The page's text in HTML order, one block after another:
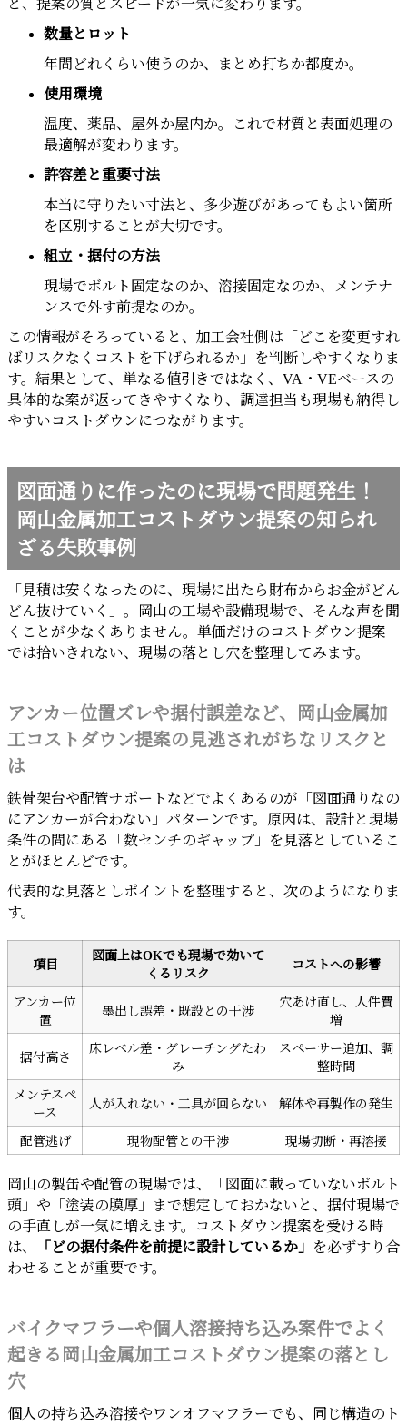
と、提案の質とスピードが一気に変わります。
数量とロット
年間どれくらい使うのか、まとめ打ちか都度か。
使用環境
温度、薬品、屋外か屋内か。これで材質と表面処理の
最適解が変わります。
許容差と重要寸法
本当に守りたい寸法と、多少遊びがあってもよい箇所
を区別することが大切です。
組立・据付の方法
現場でボルト固定なのか、溶接固定なのか、メンテナ
ンスで外す前提なのか。
この情報がそろっていると、加工会社側は「どこを変更すれ
ばリスクなくコストを下げられるか」を判断しやすくなりま
す。結果として、単なる値引きではなく、VA・VEベースの
具体的な案が返ってきやすくなり、調達担当も現場も納得し
やすいコストダウンにつながります。
図面通りに作ったのに現場で問題発生！
岡山金属加工コストダウン提案の知られ
ざる失敗事例
「見積は安くなったのに、現場に出たら財布からお金がどん
どん抜けていく」。岡山の工場や設備現場で、そんな声を聞
くことが少なくありません。単価だけのコストダウン提案
では拾いきれない、現場の落とし穴を整理してみます。
アンカー位置ズレや据付誤差など、岡山金属加
工コストダウン提案の見逃されがちなリスクと
は
鉄骨架台や配管サポートなどでよくあるのが「図面通りなの
にアンカーが合わない」パターンです。原因は、設計と現場
条件の間にある「数センチのギャップ」を見落としているこ
とがほとんどです。
代表的な見落としポイントを整理すると、次のようになりま
す。
項目
図面上はOKでも現場で効いて
くるリスク
コストへの影響
アンカー位
置
墨出し誤差・既設との干渉
穴あけ直し、人件費
増
据付高さ
床レベル差・グレーチングたわ
み
スペーサー追加、調
整時間
メンテスペ
ース
人が入れない・工具が回らない 解体や再製作の発生
配管逃げ 現物配管との干渉 現場切断・再溶接
岡山の製缶や配管の現場では、「図面に載っていないボルト
頭」や「塗装の膜厚」まで想定しておかないと、据付現場で
の手直しが一気に増えます。コストダウン提案を受ける時
は、
「どの据付条件を前提に設計しているか」
を必ずすり合
わせることが重要です。
バイクマフラーや個人溶接持ち込み案件でよく
起きる岡山金属加工コストダウン提案の落とし
穴
個人の持ち込み溶接やワンオフマフラーでも、同じ構造のト